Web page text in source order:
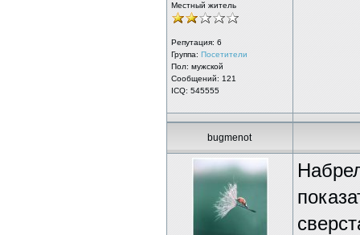
Местный житель
Репутация: 6
Группа: Посетители
Пол: мужской
Сообщений: 121
ICQ: 545555
bugmenot